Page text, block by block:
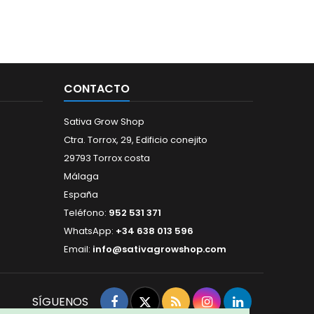
CONTACTO
Sativa Grow Shop
Ctra. Torrox, 29, Edificio conejito
29793 Torrox costa
Málaga
España
Teléfono: 952 531 371
WhatsApp: +34 638 013 596
Email: info@sativagrowshop.com
Facebook
Twitter
Rss Instagram
LinkedIn
SÍGUENOS